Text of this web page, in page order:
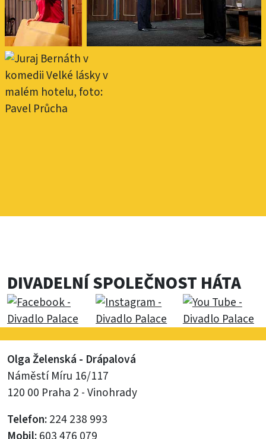
DIVADELNÍ SPOLEČNOST HÁTA
Olga Želenská - Drápalová
Náměstí Míru 16/117
120 00 Praha 2 - Vinohrady
Telefon:224 238 993